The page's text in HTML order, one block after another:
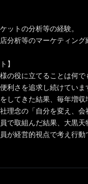
ットの分析等の経験。
分析等のマーケティング
】
の役に立てることは何
利さを追求し続けていま
してきた結果、毎年増収
理念の「自分を変え、
で取組んだ結果、大黒
が経営的視点で考え行動